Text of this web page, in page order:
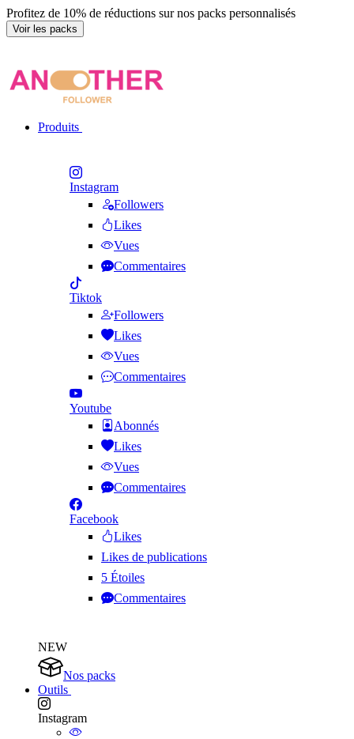
Profitez de 10% de réductions sur nos packs personnalisés
Voir les packs
Produits
Instagram
Followers
Likes
Vues
Commentaires
Tiktok
Followers
Likes
Vues
Commentaires
Youtube
Abonnés
Likes
Vues
Commentaires
Facebook
Likes
Likes de publications
5 Étoiles
Commentaires
NEW
Nos packs
Outils
Instagram